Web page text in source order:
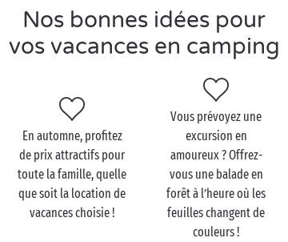
restriction : au mois de septembre, il fait toujours
aussi bon, que vous ayez envie d’un séjour au bord
del’océan, sur les plages de laMéditerranée , à la
Autre avantage des vacances au mois de septembre ?
Les tarifs avantageux, évidemment ! Profitez-en pour
vous offrir un séjour de luxe dans nos hébergements
de camping les plus prestigieux :villas,
mobil-home avec spa, gamme PREMIUM… C’est le
moment ou jamais d’en profiter !
Nos bonnes idées pour
vos vacances en camping
En automne, profitez
de prix attractifs pour
toute la famille, quelle
que soit la location de
vacances choisie !
Vous prévoyez une
excursion en
amoureux ? Offrez-
vous une balade en
forêt à l’heure où les
feuilles changent de
couleurs !